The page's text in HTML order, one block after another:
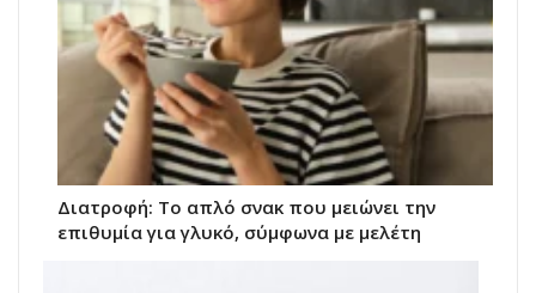
Διατροφή: Το απλό σνακ που μειώνει την
επιθυμία για γλυκό, σύμφωνα με μελέτη